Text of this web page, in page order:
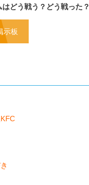
どう戦う？どう戦った？
示板